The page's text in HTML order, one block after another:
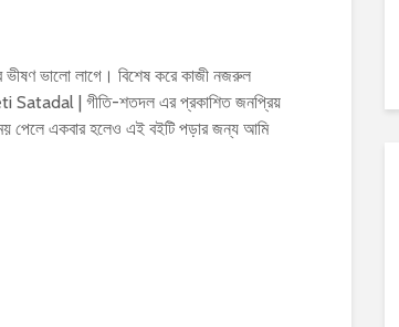
ভালো লাগে। বিশেষ করে কাজী নজরুল
Satadal | গীতি-শতদল এর প্রকাশিত জনপ্রিয়
পেলে একবার হলেও এই বইটি পড়ার জন্য আমি